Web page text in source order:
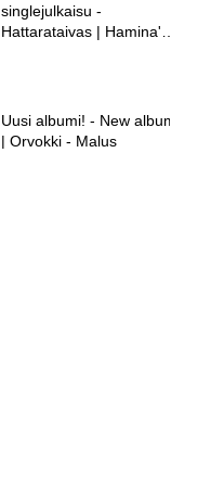
singlejulkaisu -
Hattarataivas | Hamina's
Uusi albumi! - New album!
| Orvokki - Malus